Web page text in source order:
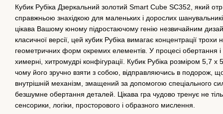
Кубик Рубіка Дзеркальний золотий Smart Cube SC352, який
справжньою знахідкою для маленьких і дорослих
цікава Вашому юному підростаючому генію незвичайним
класичної версії, цей кубик Рубіка вимагає концентрації
геометричних форм окремих елементів. У процесі обертання
химерні, хитромудрі конфігурації. Кубик Рубіка розміром 5,7
чому його зручно взяти з собою, відправляючись в подорож,
внутрішній механізм, змащений за допомогою спеціального
безшумне обертання деталей. Цікава гра чудово тренує не
сенсорики, логіки, просторового і образного мислення.